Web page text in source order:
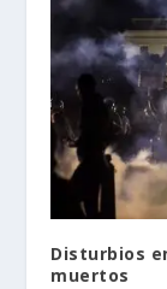
Disturbios
muertos